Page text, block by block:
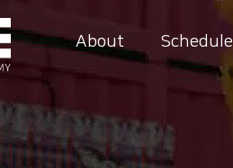
About Schedule